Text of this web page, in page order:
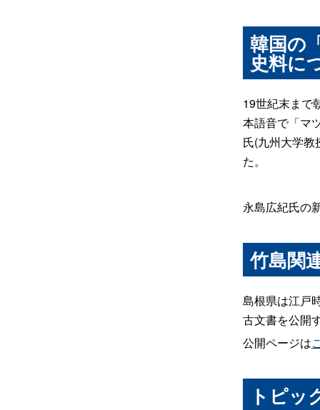
韓国の
史料に
19世紀末まで
本語音で「マ
氏(九州大学
た。
永島広紀氏の
竹島関
島根県は江戸
古文書を公開
公開ページは
トピッ